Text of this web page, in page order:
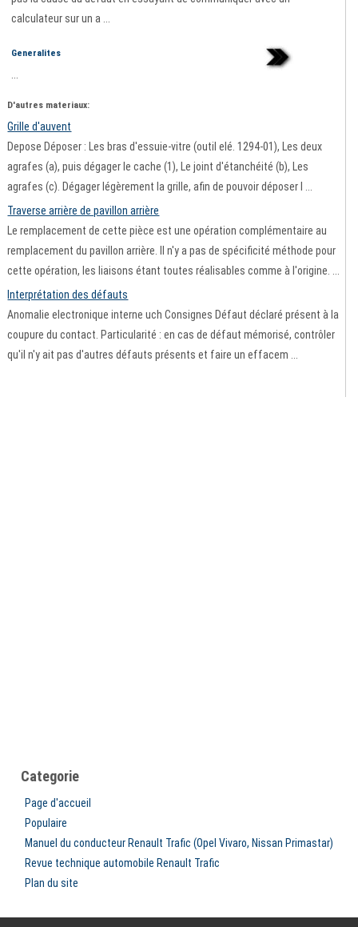
calculateur sur un a ...
Generalites
D'autres materiaux:
Grille d'auvent
Depose Déposer : Les bras d'essuie-vitre (outil elé. 1294-01), Les deux
agrafes (a), puis dégager le cache (1), Le joint d'étanchéité (b), Les
agrafes (c). Dégager légèrement la grille, afin de pouvoir déposer l ...
Traverse arrière de pavillon arrière
Le remplacement de cette pièce est une opération complémentaire au
remplacement du pavillon arrière. Il n'y a pas de spécificité méthode pour
cette opération, les liaisons étant toutes réalisables comme à l'origine. ...
Interprétation des défauts
Anomalie electronique interne uch Consignes Défaut déclaré présent à la
coupure du contact. Particularité : en cas de défaut mémorisé, contrôler
qu'il n'y ait pas d'autres défauts présents et faire un effacem ...
Categorie
Page d'accueil
Populaire
Manuel du conducteur Renault Trafic (Opel Vivaro, Nissan Primastar)
Revue technique automobile Renault Trafic
Plan du site